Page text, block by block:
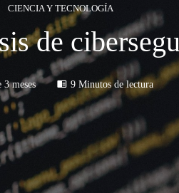
CIENCIA Y TECNOLOGÍA
de
3 meses 9 Minutos de lectura